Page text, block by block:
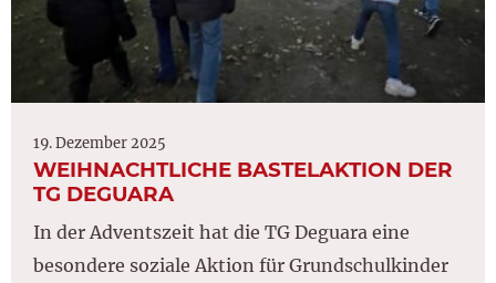
19. Dezember 2025
WEIHNACHTLICHE BASTELAKTION DER
TG DEGUARA
In der Adventszeit hat die TG Deguara eine
besondere soziale Aktion für Grundschulkinder